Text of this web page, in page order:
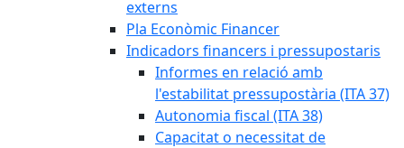
externs
Pla Econòmic Financer
Indicadors financers i pressupostaris
Informes en relació amb
l'estabilitat pressupostària (ITA 37)
Autonomia fiscal (ITA 38)
Capacitat o necessitat de